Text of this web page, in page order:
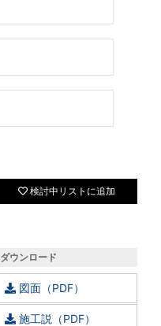
検討中リストに追加
ダウンロード
図面（PDF）
施工説（PDF）